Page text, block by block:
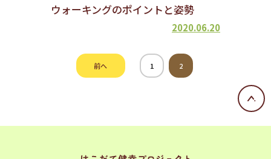
ウォーキングのポイントと姿勢
2020.06.20
前へ 1 2